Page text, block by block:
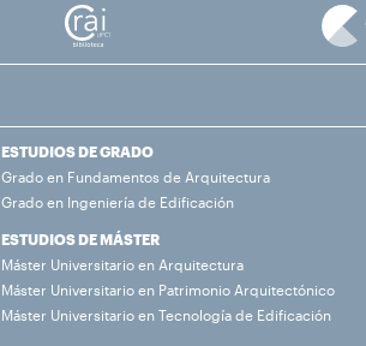
ESTUDIOS DE GRADO
Grado en Fundamentos de Arquitectura
Grado en Ingeniería de Edificación
ESTUDIOS DE MÁSTER
Máster Universitario en Arquitectura
Máster Universitario en Patrimonio Arquitectónico
Máster Universitario en Tecnología de Edificación